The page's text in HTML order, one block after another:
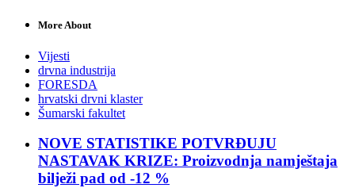
More About
Vijesti
drvna industrija
FORESDA
hrvatski drvni klaster
Šumarski fakultet
NOVE STATISTIKE POTVRĐUJU
NASTAVAK KRIZE: Proizvodnja namještaja
bilježi pad od -12 %